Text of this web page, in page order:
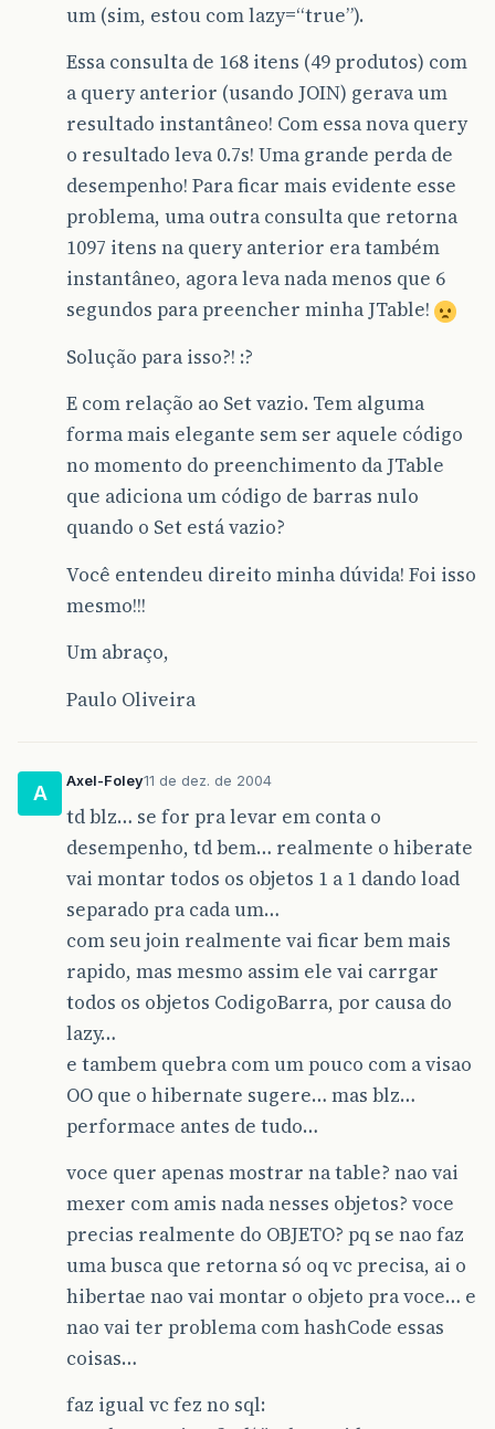
um (sim, estou com lazy=“true”).
Essa consulta de 168 itens (49 produtos) com
a query anterior (usando JOIN) gerava um
resultado instantâneo! Com essa nova query
o resultado leva 0.7s! Uma grande perda de
desempenho! Para ficar mais evidente esse
problema, uma outra consulta que retorna
1097 itens na query anterior era também
instantâneo, agora leva nada menos que 6
segundos para preencher minha JTable!
Solução para isso?! :?
E com relação ao Set vazio. Tem alguma
forma mais elegante sem ser aquele código
no momento do preenchimento da JTable
que adiciona um código de barras nulo
quando o Set está vazio?
Você entendeu direito minha dúvida! Foi isso
mesmo!!!
Um abraço,
Paulo Oliveira
A
Axel-Foley11 de dez. de 2004
td blz… se for pra levar em conta o
desempenho, td bem… realmente o hiberate
vai montar todos os objetos 1 a 1 dando load
separado pra cada um…
com seu join realmente vai ficar bem mais
rapido, mas mesmo assim ele vai carrgar
todos os objetos CodigoBarra, por causa do
lazy…
e tambem quebra com um pouco com a visao
OO que o hibernate sugere… mas blz…
performace antes de tudo…
voce quer apenas mostrar na table? nao vai
mexer com amis nada nesses objetos? voce
precias realmente do OBJETO? pq se nao faz
uma busca que retorna só oq vc precisa, ai o
hibertae nao vai montar o objeto pra voce… e
nao vai ter problema com hashCode essas
coisas…
faz igual vc fez no sql: